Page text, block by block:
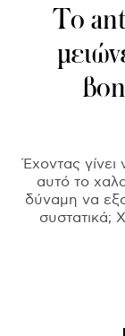
Το
Έχοντας
αυτό το
δύναμη να
συστατικά;